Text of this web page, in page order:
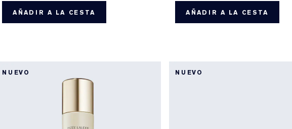
AÑADIR A LA CESTA AÑADIR A LA CESTA
NUEVO NUEVO